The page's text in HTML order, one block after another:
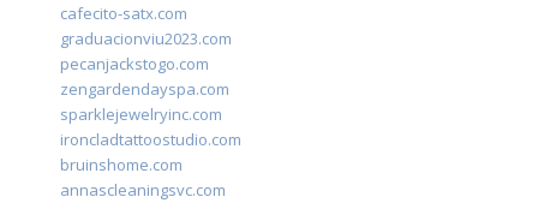
cafecito-satx.com
graduacionviu2023.com
pecanjackstogo.com
zengardendayspa.com
sparklejewelryinc.com
ironcladtattoostudio.com
bruinshome.com
annascleaningsvc.com